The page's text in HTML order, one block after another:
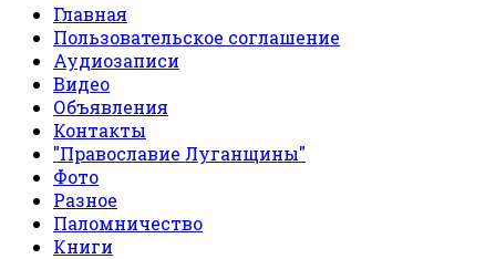
Главная
Пользовательское соглашение
Аудиозаписи
Видео
Объявления
Контакты
"Православие Луганщины"
Фото
Разное
Паломничество
Книги